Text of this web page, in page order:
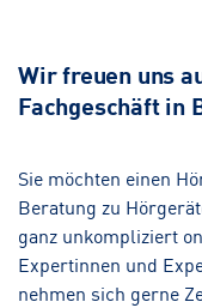
Wir freuen uns
Fachgeschäft in
Sie möchten einen
Beratung zu
ganz unkompliziert
Expertinnen und
nehmen sich gerne